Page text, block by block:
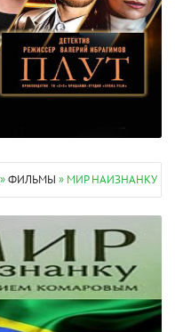
»ФИЛЬМЫ » МИР НАИЗНАНКУ 1-